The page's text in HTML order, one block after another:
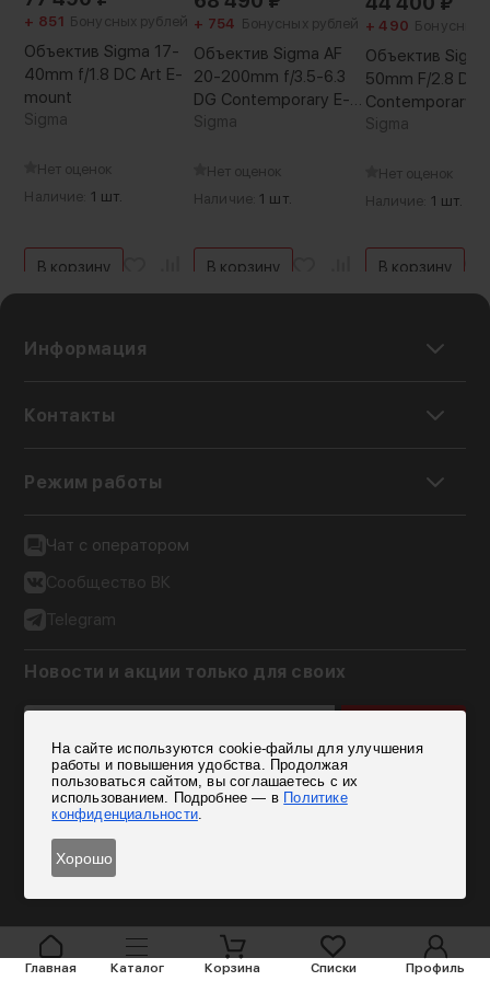
Главная Каталог Корзина Списки Профиль
Современный STM мотор обеспечивает
мгновенную автофокусировку без шума. При
видеосъемке объект быстро обнаруживается
и отслеживается, что помогает создавать
плавные и качественные кадры.
на глаза (Eye AF) в камере, что помогает легко
сфокусироваться на лицо человека, даже
режиме кольцо фокусировки поворачивается
+ 851 Бонусных рублей
Объектив Sigma 17-
40mm f/1.8 DC Art E-
mount
Sigma
Нет оценок
Наличие: 1 шт.
В корзину
+ 754 Бонусных рублей
Объектив Sigma AF
20-200mm f/3.5-6.3
DG Contemporary E-
mount
Sigma
Нет оценок
Наличие: 1 шт.
В корзину
+ 490 Бонусных
Объектив
50mm F/2.8 DC
Contemporary
Sigma
Нет оценок
Наличие: 1 шт.
В корзину
Информация
Контакты
Режим работы
Чат с оператором
Сообщество ВК
Telegram
Новости и акции только для своих
Согласен на обработку персональных данных
На сайте используются cookie-файлы для улучшения
работы и повышения удобства. Продолжая
пользоваться сайтом, вы соглашаетесь с их
использованием. Подробнее — в Политике
конфиденциальности.
Хорошо